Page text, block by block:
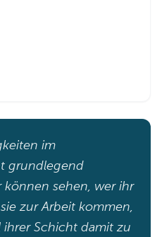
im
grundlegend
können sehen, wer ihr
zur Arbeit kommen,
ihrer Schicht damit zu